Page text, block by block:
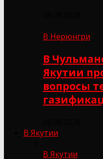
В Нерюнгри
В
Якутии
вопросы
В Якутии
В Якутии